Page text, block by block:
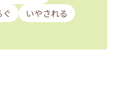
ぐ
いやされる